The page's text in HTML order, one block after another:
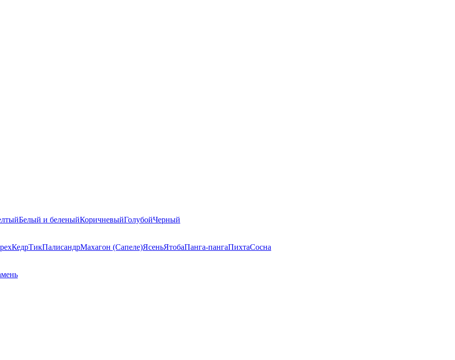
Белый и беленыйКоричневыйГолубойЧерный
КедрТикПалисандрМахагон (Сапеле)ЯсеньЯтобаПанга-пангаПихтаСосна